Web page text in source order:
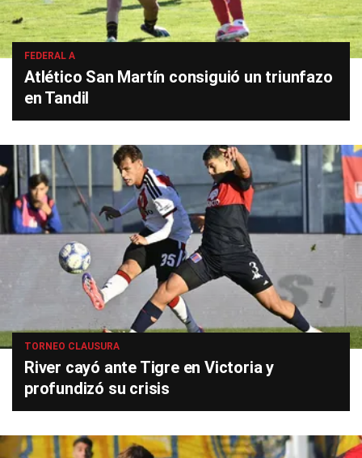
FEDERAL A
Atlético San Martín consiguió un triunfazo
en Tandil
TORNEO CLAUSURA
River cayó ante Tigre en Victoria y
profundizó su crisis